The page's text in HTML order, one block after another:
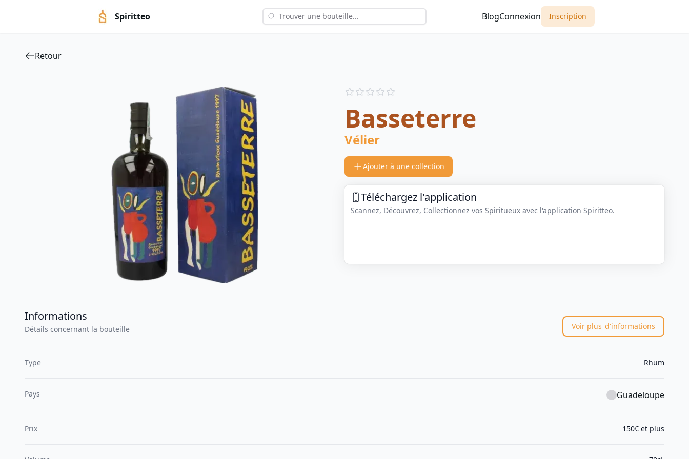
Spiritteo BlogConnexion Inscription
Retour
Reviews
Basseterre
Vélier
Ajouter à une collection
Téléchargez l'application
Scannez, Découvrez, Collectionnez vos Spiritueux avec l'application Spiritteo.
Informations
Détails concernant la bouteille Voir plus d'informations
Type Rhum
Pays Guadeloupe
Prix 150€ et plus